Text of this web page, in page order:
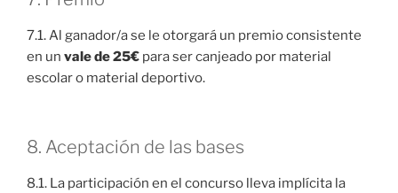
7.1. Al ganador/a se le otorgará un premio consistente
en un vale de 25€ para ser canjeado por material
escolar o material deportivo.
8. Aceptación de las bases
8.1. La participación en el concurso lleva implícita la